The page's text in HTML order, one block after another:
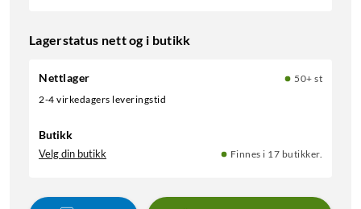
Lagerstatus nett og i butikk
Nettlager
50+ st
2-4 virkedagers leveringstid
Butikk
Velg din butikk Finnes i 17 butikker.